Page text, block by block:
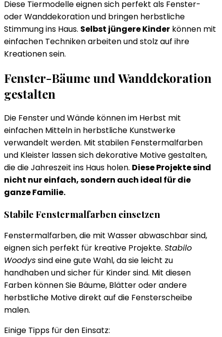
Diese Tiermodelle eignen sich perfekt als Fenster-
oder Wanddekoration und bringen herbstliche
Stimmung ins Haus. Selbst jüngere Kinder können mit
einfachen Techniken arbeiten und stolz auf ihre
Kreationen sein.
Fenster-Bäume und Wanddekoration
gestalten
Die Fenster und Wände können im Herbst mit
einfachen Mitteln in herbstliche Kunstwerke
verwandelt werden. Mit stabilen Fenstermalfarben
und Kleister lassen sich dekorative Motive gestalten,
die die Jahreszeit ins Haus holen. Diese Projekte sind
nicht nur einfach, sondern auch ideal für die
ganze Familie.
Stabile Fenstermalfarben einsetzen
Fenstermalfarben, die mit Wasser abwaschbar sind,
eignen sich perfekt für kreative Projekte. Stabilo
Woodyssind eine gute Wahl, da sie leicht zu
handhaben und sicher für Kinder sind. Mit diesen
Farben können Sie Bäume, Blätter oder andere
herbstliche Motive direkt auf die Fensterscheibe
malen.
Einige Tipps für den Einsatz: